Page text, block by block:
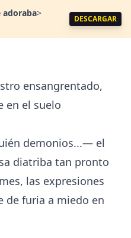
adoraba>
DESCARGAR
ensangrentado,
en el suelo
demonios...— el
diatriba tan pronto
las expresiones
de furia a miedo en